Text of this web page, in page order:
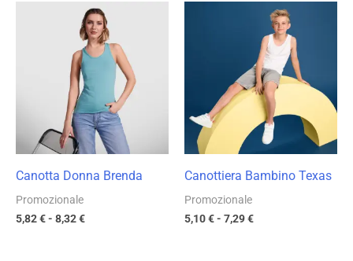
Canotta Donna Brenda
Promozionale
5,82€- 8,32€
Fascia
di
prezzo:
da
5,82 €
a
8,32 €
Canottiera Bambino Texas
Promozionale
5,10€- 7,29€
Fascia
prezzo:
da
5,10 €
a
7,29 €